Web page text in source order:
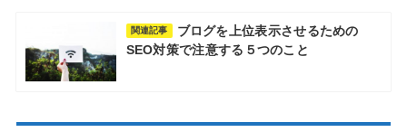
関連記事
ブログを上位表示させるための
SEO対策で注意する５つのこと